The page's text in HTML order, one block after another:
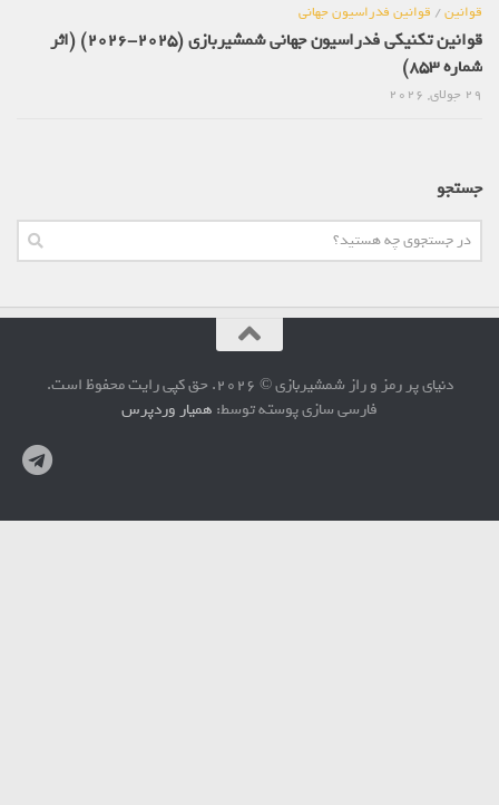
قوانین/قوانین فدراسیون جهانی
قوانین تکنیکی فدراسیون جهانی شمشیربازی (2025-2026) (اثر
شماره 853)
جستجو
دنیای پر رمز و راز شمشیربازی © 2026. حق کپی رایت محفوظ است.
فارسی سازی پوسته توسط:همیار وردپرس